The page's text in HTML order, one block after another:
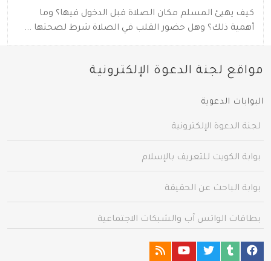
كيف يهيئ المسلم مكان الصلاة قبل الدخول فيها؟ وما
أهمية ذلك؟ وهل حضور القلب في الصلاة شرط لصحتها ...
مواقع لجنة الدعوة الإلكترونية
البوابات الدعوية
لجنة الدعوة الإلكترونية
بوابة الكويت للتعريف بالإسلام
بوابة الباحث عن الحقيقة
بطاقات الواتس آب والشبكات الاجتماعية